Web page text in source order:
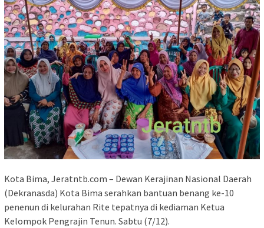
Kota Bima, Jeratntb.com – Dewan Kerajinan Nasional Daerah
(Dekranasda) Kota Bima serahkan bantuan benang ke-10
penenun di kelurahan Rite tepatnya di kediaman Ketua
Kelompok Pengrajin Tenun. Sabtu (7/12).